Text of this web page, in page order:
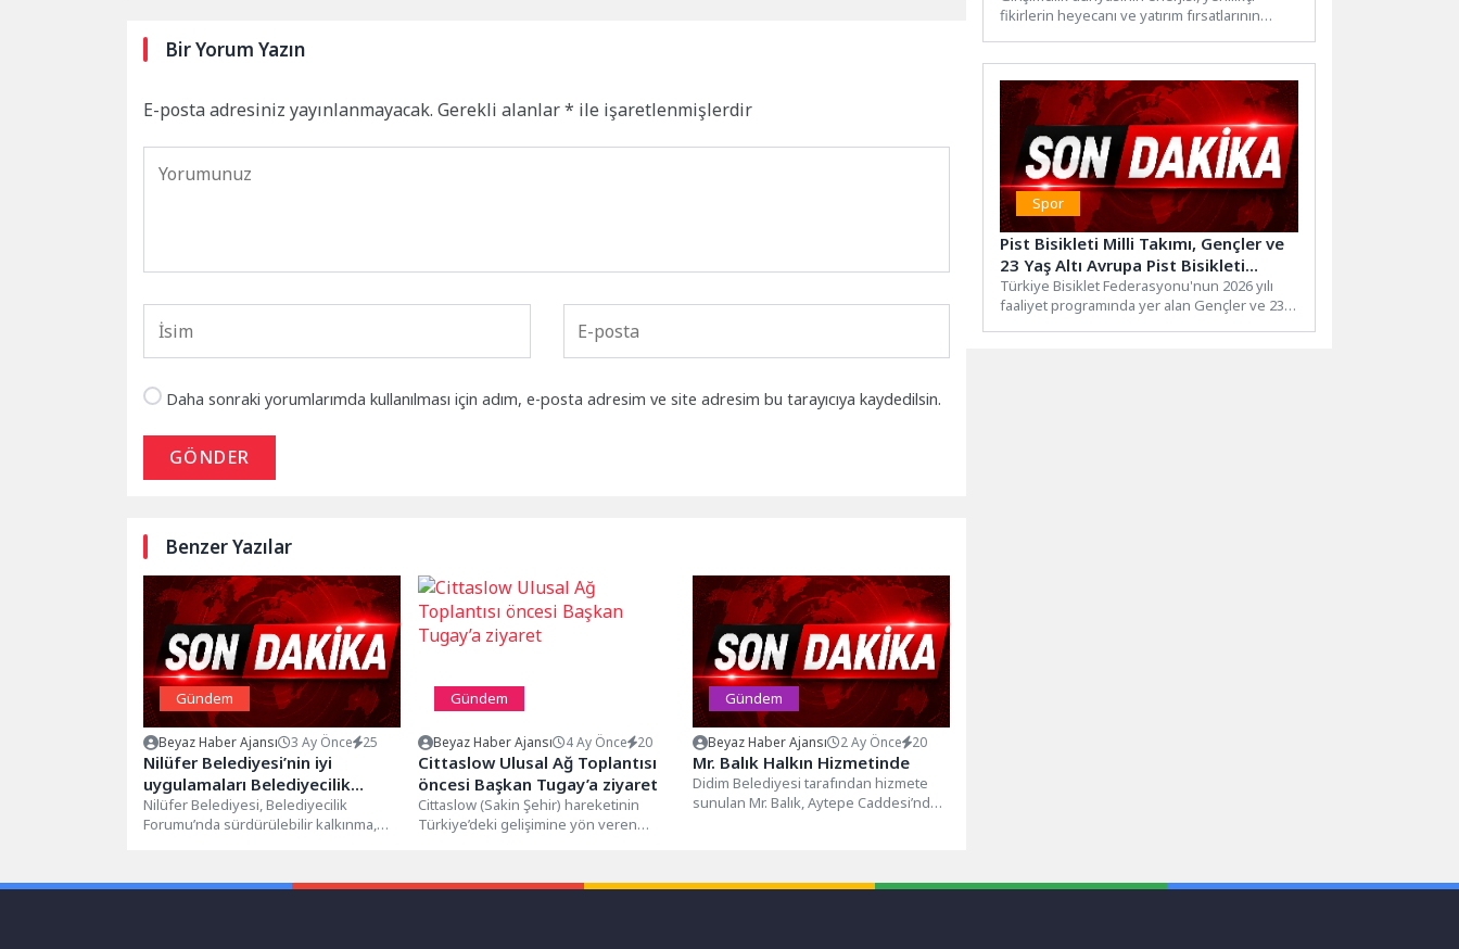
Bir Yorum Yazın
E-posta adresiniz yayınlanmayacak. Gerekli alanlar* ile işaretlenmişlerdir
Daha sonraki yorumlarımda kullanılması için adım, e-posta adresim ve site adresim bu tarayıcıya kaydedilsin.
GÖNDER
Benzer Yazılar
Gündem
Beyaz Haber Ajansı 3 Ay Önce 25
Nilüfer Belediyesi’nin iyi
uygulamaları Belediyecilik
Forumu’nda
Nilüfer Belediyesi, Belediyecilik
Forumu’nda sürdürülebilir kalkınma,
ve...
Gündem
Beyaz Haber Ajansı 4 Ay Önce 20
Cittaslow Ulusal Ağ Toplantısı
öncesi Başkan Tugay’a ziyaret
Cittaslow (Sakin Şehir) hareketinin
Türkiye’deki gelişimine yön veren
Gündem
Beyaz Haber Ajansı 2 Ay Önce 20
Mr. Balık Halkın Hizmetinde
Didim Belediyesi tarafından hizmete
sunulan Mr. Balık, Aytepe Caddesi’nde
fikirlerin heyecanı ve yatırım fırsatlarının
Spor
Pist Bisikleti Milli Takımı, Gençler ve
23 Yaş Altı Avrupa Pist Bisikleti
Şampiyonası’nda ülkemizi temsil
edecek
Türkiye Bisiklet Federasyonu'nun 2026 yılı
faaliyet programında yer alan Gençler ve 23